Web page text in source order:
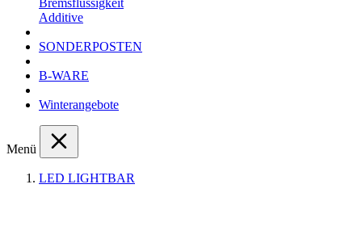
Bremsflüssigkeit
Additive
SONDERPOSTEN
B-WARE
Winterangebote
Menü
LED LIGHTBAR